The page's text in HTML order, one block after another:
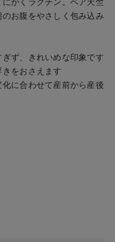
お腹をやさしく包み込み
ず、きれいめな印象です
をおさえます
に合わせて産前から産後